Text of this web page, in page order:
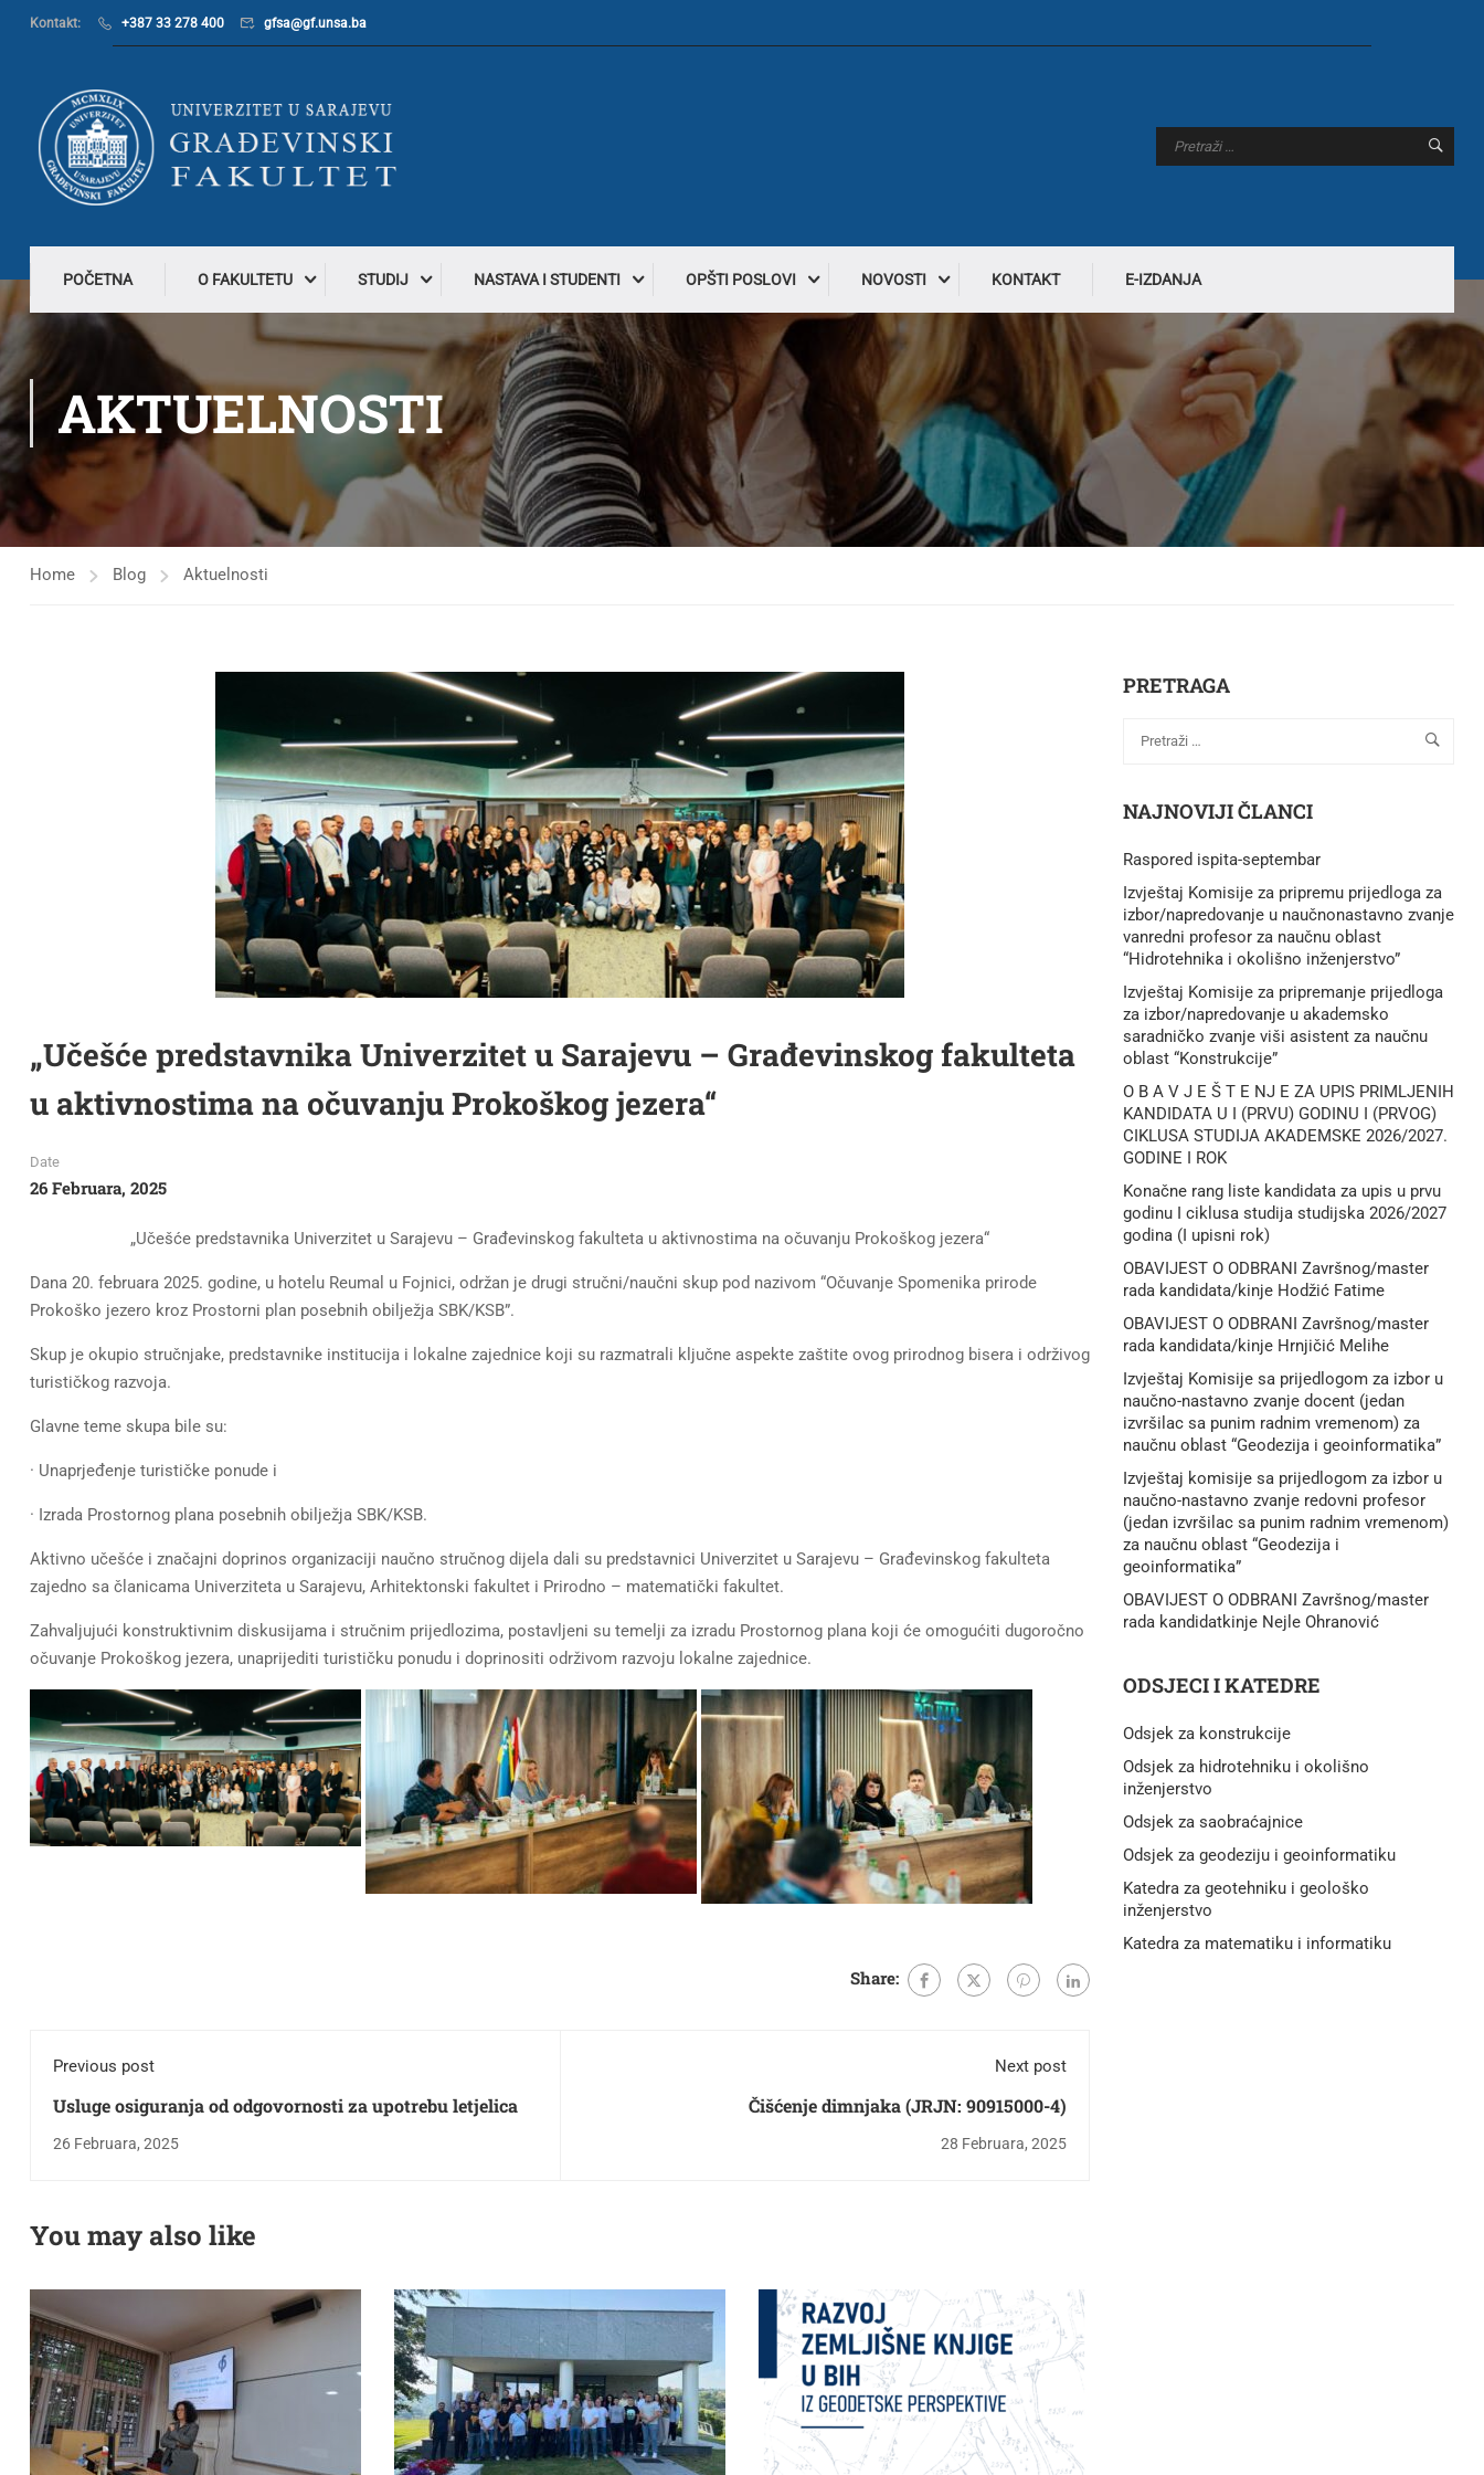
Kontakt: +387 33 278 400 gfsa@gf.unsa.ba
POČETNA O FAKULTETU STUDIJ NASTAVA I STUDENTI OPŠTI POSLOVI NOVOSTI KONTAKT E-IZDANJA
AKTUELNOSTI
Home Blog Aktuelnosti
„Učešće predstavnika Univerzitet u Sarajevu – Građevinskog fakulteta
u aktivnostima na očuvanju Prokoškog jezera“
Date
26 Februara, 2025
„Učešće predstavnika Univerzitet u Sarajevu – Građevinskog fakulteta u aktivnostima na očuvanju Prokoškog jezera“
Dana 20. februara 2025. godine, u hotelu Reumal u Fojnici, održan je drugi stručni/naučni skup pod nazivom “Očuvanje Spomenika prirode
Prokoško jezero kroz Prostorni plan posebnih obilježja SBK/KSB”.
Skup je okupio stručnjake, predstavnike institucija i lokalne zajednice koji su razmatrali ključne aspekte zaštite ovog prirodnog bisera i održivog
turističkog razvoja.
Glavne teme skupa bile su:
· Unaprjeđenje turističke ponude i
· Izrada Prostornog plana posebnih obilježja SBK/KSB.
Aktivno učešće i značajni doprinos organizaciji naučno stručnog dijela dali su predstavnici Univerzitet u Sarajevu – Građevinskog fakulteta
zajedno sa članicama Univerziteta u Sarajevu, Arhitektonski fakultet i Prirodno – matematički fakultet.
Zahvaljujući konstruktivnim diskusijama i stručnim prijedlozima, postavljeni su temelji za izradu Prostornog plana koji će omogućiti dugoročno
očuvanje Prokoškog jezera, unaprijediti turističku ponudu i doprinositi održivom razvoju lokalne zajednice.
Share:
Previous post
Usluge osiguranja od odgovornosti za upotrebu letjelica
26 Februara, 2025
Next post
Čišćenje dimnjaka (JRJN: 90915000-4)
28 Februara, 2025
You may also like
PRETRAGA
NAJNOVIJI ČLANCI
Raspored ispita-septembar
Izvještaj Komisije za pripremu prijedloga za
izbor/napredovanje u naučnonastavno zvanje
vanredni profesor za naučnu oblast
“Hidrotehnika i okolišno inženjerstvo”
Izvještaj Komisije za pripremanje prijedloga
za izbor/napredovanje u akademsko
saradničko zvanje viši asistent za naučnu
oblast “Konstrukcije”
O B A V J E Š T E NJ E ZA UPIS PRIMLJENIH
KANDIDATA U I (PRVU) GODINU I (PRVOG)
CIKLUSA STUDIJA AKADEMSKE 2026/2027.
GODINE I ROK
Konačne rang liste kandidata za upis u prvu
godinu I ciklusa studija studijska 2026/2027
godina (I upisni rok)
OBAVIJEST O ODBRANI Završnog/master
rada kandidata/kinje Hodžić Fatime
OBAVIJEST O ODBRANI Završnog/master
rada kandidata/kinje Hrnjičić Melihe
Izvještaj Komisije sa prijedlogom za izbor u
naučno-nastavno zvanje docent (jedan
izvršilac sa punim radnim vremenom) za
naučnu oblast “Geodezija i geoinformatika”
Izvještaj komisije sa prijedlogom za izbor u
naučno-nastavno zvanje redovni profesor
(jedan izvršilac sa punim radnim vremenom)
za naučnu oblast “Geodezija i
geoinformatika”
OBAVIJEST O ODBRANI Završnog/master
rada kandidatkinje Nejle Ohranović
ODSJECI I KATEDRE
Odsjek za konstrukcije
Odsjek za hidrotehniku i okolišno
inženjerstvo
Odsjek za saobraćajnice
Odsjek za geodeziju i geoinformatiku
Katedra za geotehniku i geološko
inženjerstvo
Katedra za matematiku i informatiku